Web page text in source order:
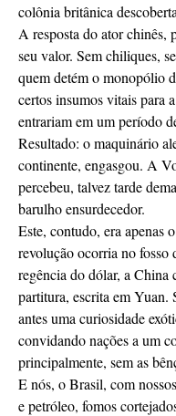
colônia britânica
A resposta do ator chinês,
seu valor. Sem chiliques,
quem detém o monopólio
certos insumos vitais para
entrariam em um período
Resultado: o maquinário
continente, engasgou. A
percebeu, talvez tarde
barulho ensurdecedor.
Este, contudo, era apenas
revolução ocorria no fosso
regência do dólar, a China
partitura, escrita em Yuan.
antes uma curiosidade
convidando nações a um
principalmente, sem as
E nós, o Brasil, com
e petróleo, fomos